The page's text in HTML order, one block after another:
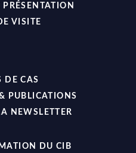
VISITE
DE CAS
PUBLICATIONS
NEWSLETTER
DU CIB